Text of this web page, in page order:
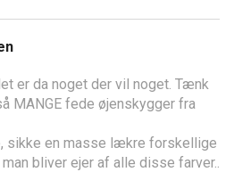
er da noget der vil noget. Tænk
MANGE fede øjenskygger fra
sikke en masse lækre forskellige
bliver ejer af alle disse farver..